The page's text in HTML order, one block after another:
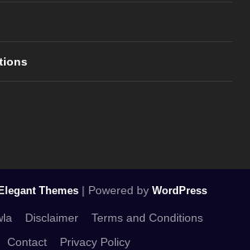
Elegant Themes | Powered by WordPress
Disclaimer
Terms and Conditions
Contact
Privacy Policy